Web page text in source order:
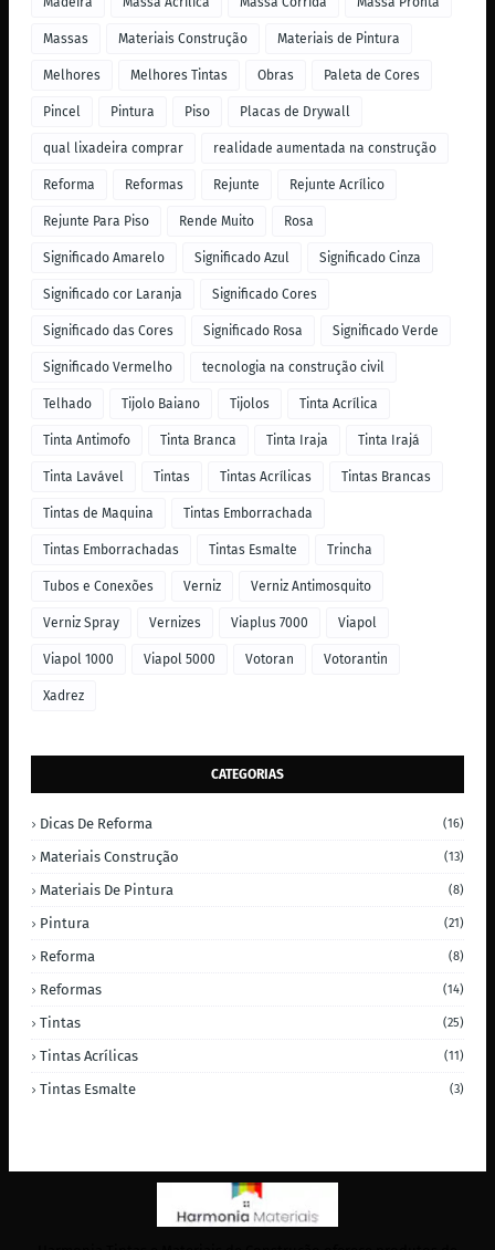
Massas Materiais Construção Materiais de Pintura
Melhores Melhores Tintas Obras Paleta de Cores
Pincel Pintura Piso Placas de Drywall
qual lixadeira comprar realidade aumentada na construção
Reforma Reformas Rejunte Rejunte Acrílico
Rejunte Para Piso Rende Muito Rosa
Significado Amarelo Significado Azul Significado Cinza
Significado cor Laranja Significado Cores
Significado das Cores Significado Rosa Significado Verde
Significado Vermelho tecnologia na construção civil
Telhado Tijolo Baiano Tijolos Tinta Acrílica
Tinta Antimofo Tinta Branca Tinta Iraja Tinta Irajá
Tinta Lavável Tintas Tintas Acrílicas Tintas Brancas
Tintas de Maquina Tintas Emborrachada
Tintas Emborrachadas Tintas Esmalte Trincha
Tubos e Conexões Verniz Verniz Antimosquito
Verniz Spray Vernizes Viaplus 7000 Viapol
Viapol 1000 Viapol 5000 Votoran Votorantin
Xadrez
CATEGORIAS
Dicas De Reforma (16)
Materiais Construção (13)
Materiais De Pintura (8)
Pintura (21)
Reforma (8)
Reformas (14)
Tintas (25)
Tintas Acrílicas (11)
Tintas Esmalte (3)